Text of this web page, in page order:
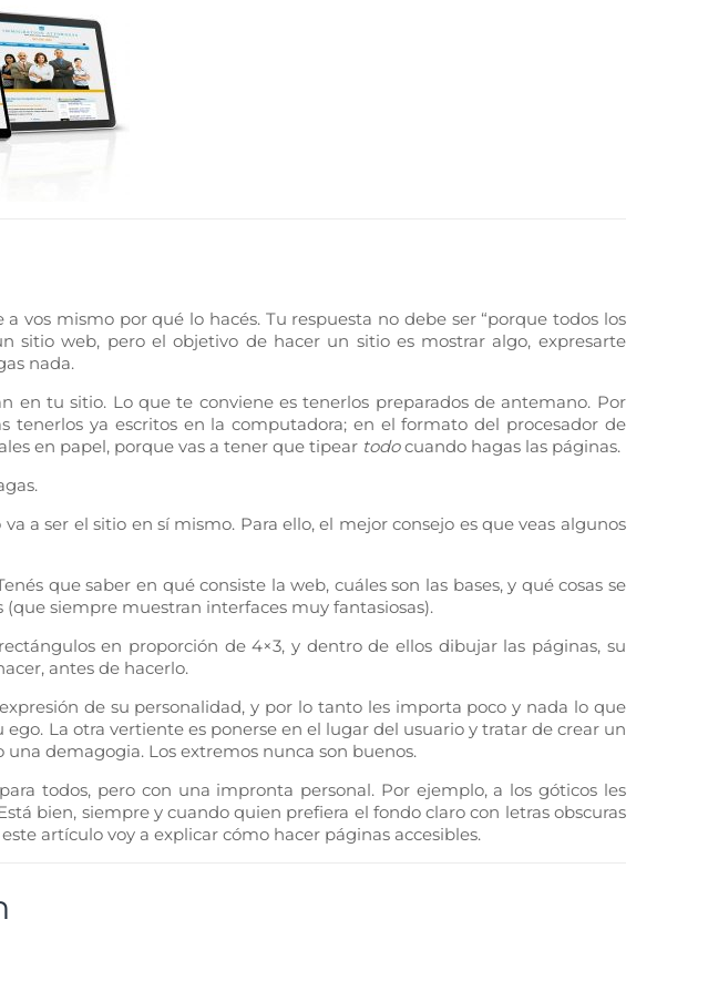
mismo por qué lo hacés. Tu respuesta no debe ser “porque todos los
web, pero el objetivo de hacer un sitio es mostrar algo, expresarte
nada.
en tu sitio. Lo que te conviene es tenerlos preparados de antemano. Por
tenerlos ya escritos en la computadora; en el formato del procesador de
en papel, porque vas a tener que tipear todocuando hagas las páginas.
a ser el sitio en sí mismo. Para ello, el mejor consejo es que veas algunos
que saber en qué consiste la web, cuáles son las bases, y qué cosas se
(que siempre muestran interfaces muy fantasiosas).
en proporción de 4×3, y dentro de ellos dibujar las páginas, su
antes de hacerlo.
de su personalidad, y por lo tanto les importa poco y nada lo que
La otra vertiente es ponerse en el lugar del usuario y tratar de crear un
demagogia. Los extremos nunca son buenos.
todos, pero con una impronta personal. Por ejemplo, a los góticos les
bien, siempre y cuando quien prefiera el fondo claro con letras obscuras
artículo voy a explicar cómo hacer páginas accesibles.